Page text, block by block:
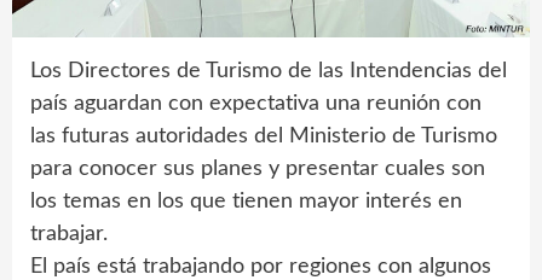
Los Directores de Turismo de las Intendencias del
país aguardan con expectativa una reunión con
las futuras autoridades del Ministerio de Turismo
para conocer sus planes y presentar cuales son
los temas en los que tienen mayor interés en
trabajar.
El país está trabajando por regiones con algunos